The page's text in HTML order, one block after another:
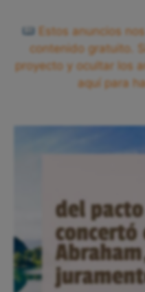
Estos anuncios
contenido gratuito.
proyecto y ocultar los
aquí para